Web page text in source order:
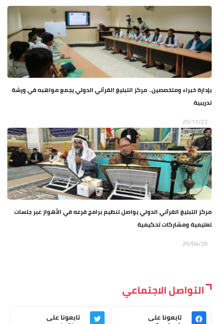
بإدارة خبراء ومتخصصين.. مركز التبليغ القرآني الدولي يجمع مواهبه في ورشة
تدريبية
25/11/22
مركز التبليغ القرآني الدولي يواصل تنظيم برامج فرعه في الأهواز عبر جلسات
تعليمية ومشاركات تحكيمية
25/04/26
التواصل الاجتماعي
تابعونا على تابعونا على